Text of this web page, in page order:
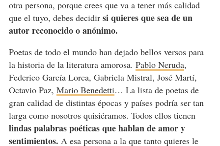
otra persona, porque crees que va a tener más calidad
que el tuyo, debes decidir si quieres que sea de un
autor reconocido o anónimo.
Poetas de todo el mundo han dejado bellos versos para
la historia de la literatura amorosa. Pablo Neruda,
Federico García Lorca, Gabriela Mistral, José Martí,
Octavio Paz, Mario Benedetti… La lista de poetas de
gran calidad de distintas épocas y países podría ser tan
larga como nosotros quisiéramos. Todos ellos tienen
lindas palabras poéticas que hablan de amor y
sentimientos. A esa persona a la que tanto quieres le